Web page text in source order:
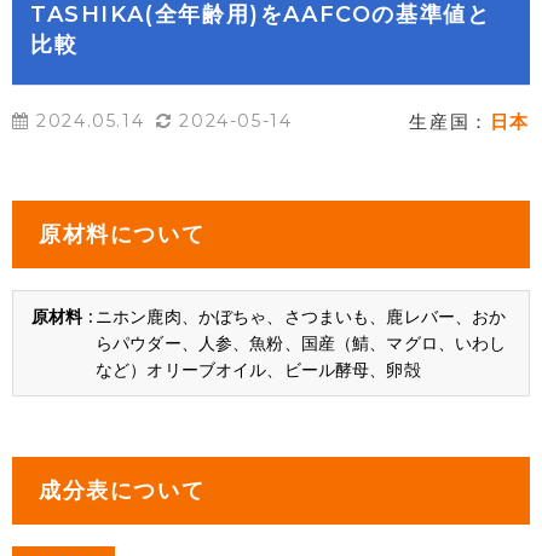
TASHIKA(全年齢用)をAAFCOの基準値と
比較
2024.05.14 2024-05-14 生産国： 日本
原材料について
ニホン鹿肉、かぼちゃ、さつまいも、鹿レバー、おか
らパウダー、人参、魚粉、国産（鯖、マグロ、いわし
など）オリーブオイル、ビール酵母、卵殻
成分表について